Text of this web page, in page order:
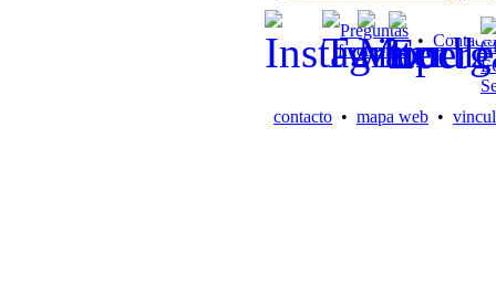
Preguntas
frecuentes
• Contacto
contacto • mapa web •